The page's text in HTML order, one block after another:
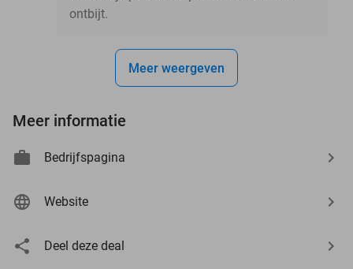
ontbijt.
Meer weergeven
Meer informatie
Bedrijfspagina
Website
Deel deze deal